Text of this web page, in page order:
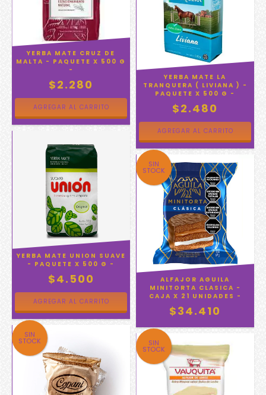
YERBA MATE CRUZ DE
MALTA - PAQUETE X 500 G
-
$2.280
YERBA MATE LA
TRANQUERA ( LIVIANA ) -
PAQUETE X 500 G -
$2.480
YERBA MATE UNION SUAVE
- PAQUETE X 500 G -
$4.500
SIN
STOCK
ALFAJOR AGUILA
MINITORTA CLASICA -
CAJA X 21 UNIDADES -
$34.410
SIN
STOCK SIN
STOCK